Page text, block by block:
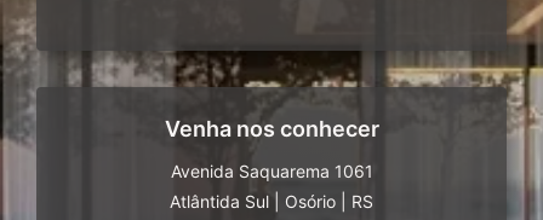
Venha nos conhecer
Avenida Saquarema 1061
Atlântida Sul
Osório
RS